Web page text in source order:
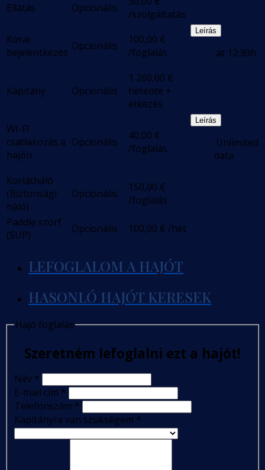
Ellátás Opcionális
/szolgáltatás
Korai
bejelentkezés Opcionális 100,00 €
/foglalás
Leírás
.at 12:30h
Kapitány Opcionális
1 260,00 €
hetente +
étkezés
WI-FI
csatlakozás a
hajón
Opcionális 40,00 €
/foglalás
Leírás
.Unlimited
data
Korlátháló
(Biztonsági
háló)
Opcionális 150,00 €
/foglalás
Paddle szörf
(SUP)
Opcionális 100,00 € /hét
LEFOGLALOM A HAJÓT
HASONLÓ HAJÓT KERESEK
Hajó foglalás
Szeretném lefoglalni ezt a hajót!
Név *
E-mail cím *
Telefonszám *
Kapitányra van szükségem *